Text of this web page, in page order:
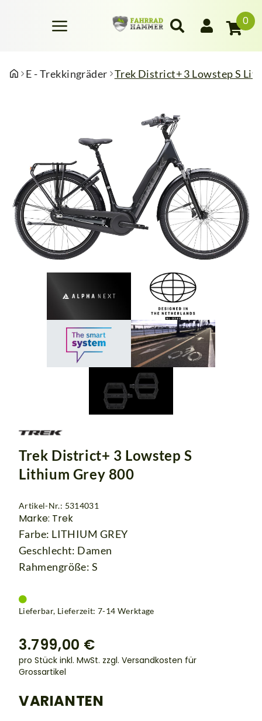
0
E - Trekkingräder Trek District+ 3 Lowstep S
Trek District+ 3 Lowstep S
Lithium Grey 800
Artikel-Nr.: 5314031
Marke: Trek
Farbe: LITHIUM GREY
Geschlecht: Damen
Rahmengröße: S
Lieferbar, Lieferzeit: 7-14 Werktage
3.799,00 €
pro Stück inkl. MwSt. zzgl. Versandkosten für
Grossartikel
VARIANTEN